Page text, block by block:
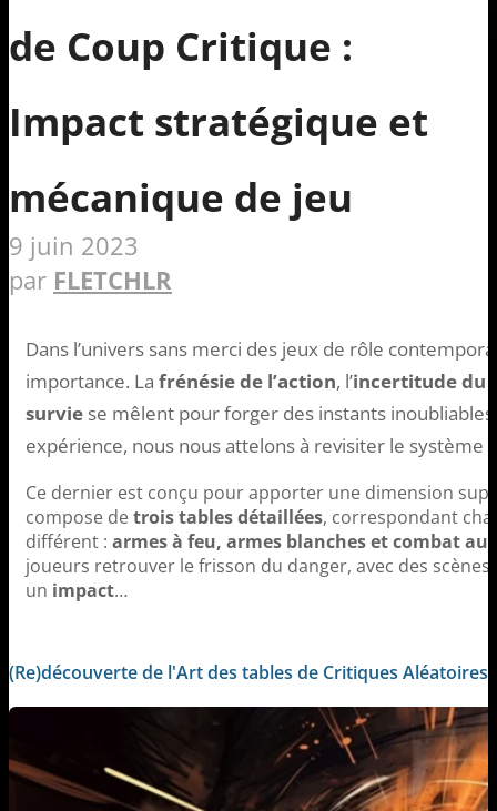
de Coup Critique :
Impact stratégique et
mécanique de jeu
9 juin 2023
par FLETCHLR
Dans l’univers sans merci des jeux de rôle
importance. La frénésie de l’action, l’incertitude du
survie se mêlent pour forger des instants
expérience, nous nous attelons à revisiter le système
Ce dernier est conçu pour apporter une dimension
compose detrois tables détaillées, correspondant
différent : armes à feu, armes blanches et combat au
joueurs retrouver le frisson du danger, avec des
un impact…
(Re)découverte de l'Art des tables de Critiques Aléatoires